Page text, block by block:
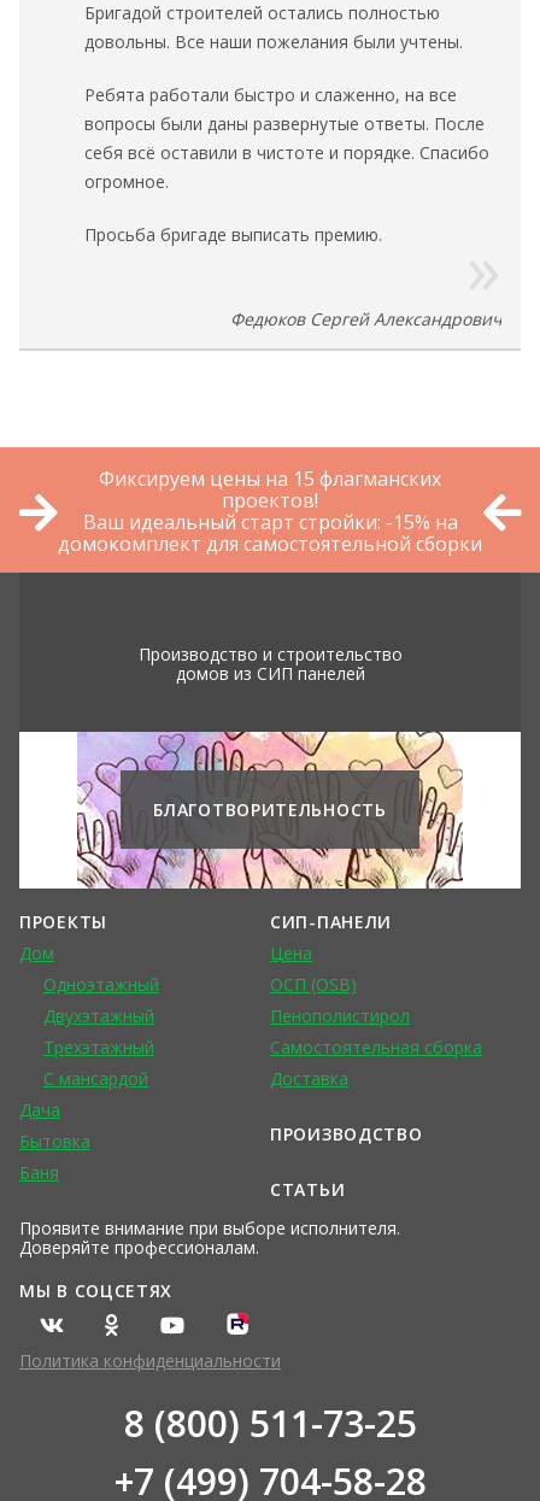
Бригадой строителей остались полностью
довольны. Все наши пожелания были учтены.
Ребята работали быстро и слаженно, на все
вопросы были даны развернутые ответы. После
себя всё оставили в чистоте и порядке. Спасибо
огромное.
Просьба бригаде выписать премию.
Федюков Сергей Александрович
Фиксируем цены на 15 флагманских
проектов!
Ваш идеальный старт стройки: -15% на
домокомплект для самостоятельной сборки
Производство и строительство
домов из СИП панелей
БЛАГОТВОРИТЕЛЬНОСТЬ
ПРОЕКТЫ
Дом
Одноэтажный
Двухэтажный
Трехэтажный
С мансардой
Дача
Бытовка
Баня
Проявите внимание при выборе исполнителя.
Доверяйте профессионалам.
СИП-ПАНЕЛИ
Цена
ОСП (OSB)
Пенополистирол
Самостоятельная сборка
Доставка
ПРОИЗВОДСТВО
СТАТЬИ
МЫ В СОЦСЕТЯХ
Политика конфиденциальности
8 (800) 511-73-25
+7 (499) 704-58-28